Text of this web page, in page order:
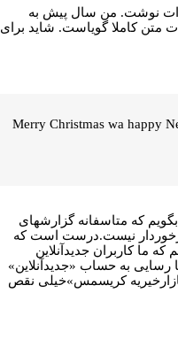
نوشت. من سال پیش به
متن کاملا گویاست. شاید برای
Merry Christmas wa happy
که متاسفانه گزارشهای
نیست.درست است که
ما کاربران جدیدآنلاین
رسایی به حساب «جدیدآنلاین»
کریسمس»خیلی نقص